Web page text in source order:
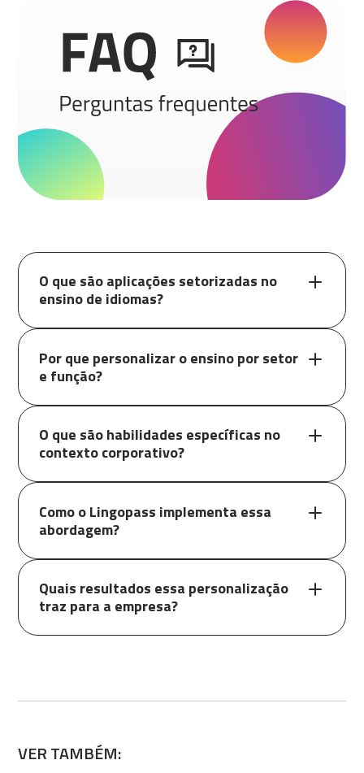
O que são aplicações setorizadas no
ensino de idiomas?
Por que personalizar o ensino por setor
e função?
O que são habilidades específicas no
contexto corporativo?
Como o Lingopass implementa essa
abordagem?
Quais resultados essa personalização
traz para a empresa?
VER TAMBÉM: